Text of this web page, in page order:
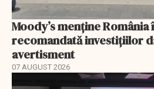
Moody’s menține
recomandată investițiilor
avertisment
07 AUGUST 2026